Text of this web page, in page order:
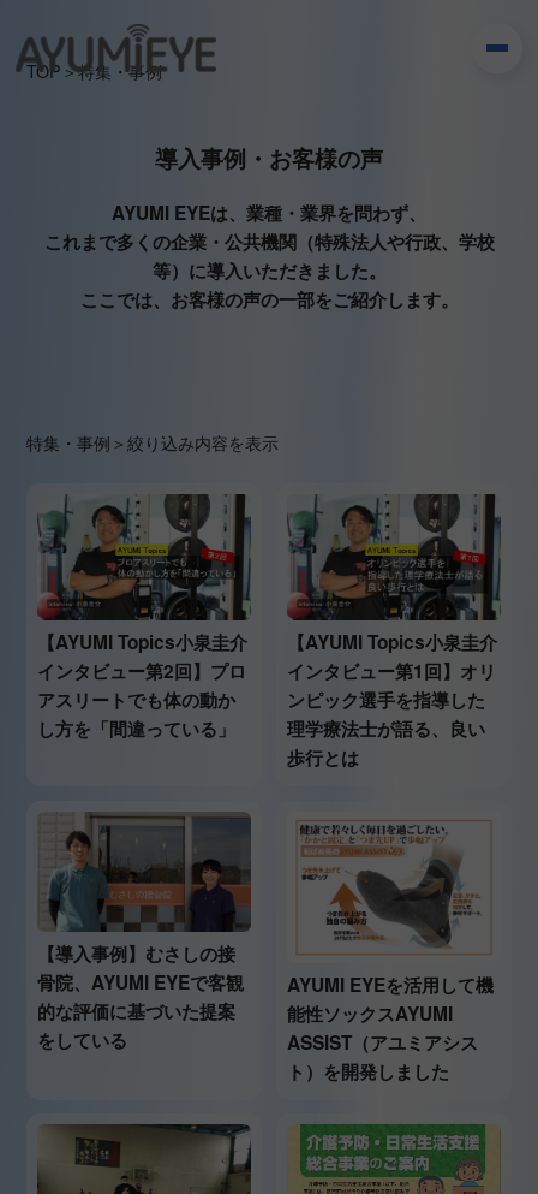
TOP ＞特集・事例
導入事例・お客様の声
AYUMI EYEは、業種・業界を問わず、
これまで多くの企業・公共機関（特殊法人や行政、学校
等）に導入いただきました。
ここでは、お客様の声の一部をご紹介します。
特集・事例 ＞絞り込み内容を表示
【AYUMI Topics小泉圭介
インタビュー第2回】プロ
アスリートでも体の動か
し方を「間違っている」
【AYUMI Topics小泉圭介
インタビュー第1回】オリ
ンピック選手を指導した
理学療法士が語る、良い
歩行とは
【導入事例】むさしの接
骨院、AYUMI EYEで客観
的な評価に基づいた提案
をしている
AYUMI EYEを活用して機
能性ソックスAYUMI
ASSIST（アユミアシス
ト）を開発しました